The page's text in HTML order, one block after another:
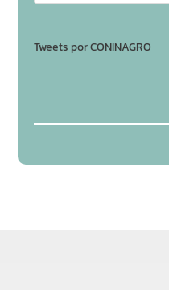
Tweets por CONINAGRO